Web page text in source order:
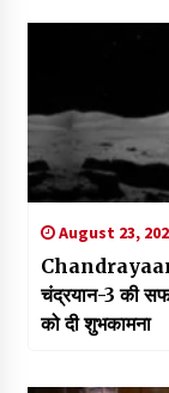
August 23,
Chandrayaan
चंद्रयान-3 की
को दी शुभकामना